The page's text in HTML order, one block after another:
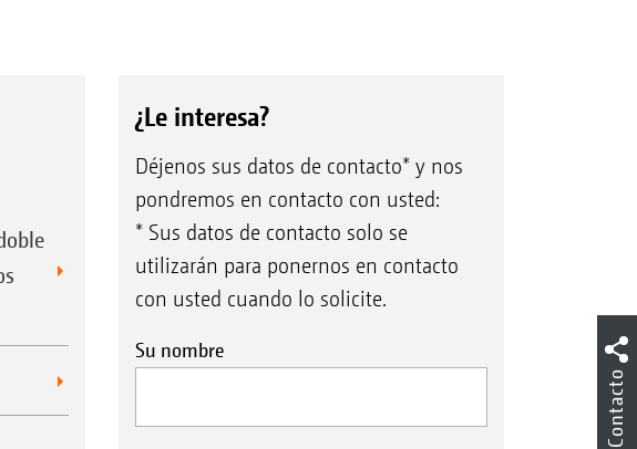
¿Le interesa?
Déjenos sus datos de contacto* y nos
pondremos en contacto con usted:
* Sus datos de contacto solo se
utilizarán para ponernos en contacto
con usted cuando lo solicite.
Su nombre
Contacto